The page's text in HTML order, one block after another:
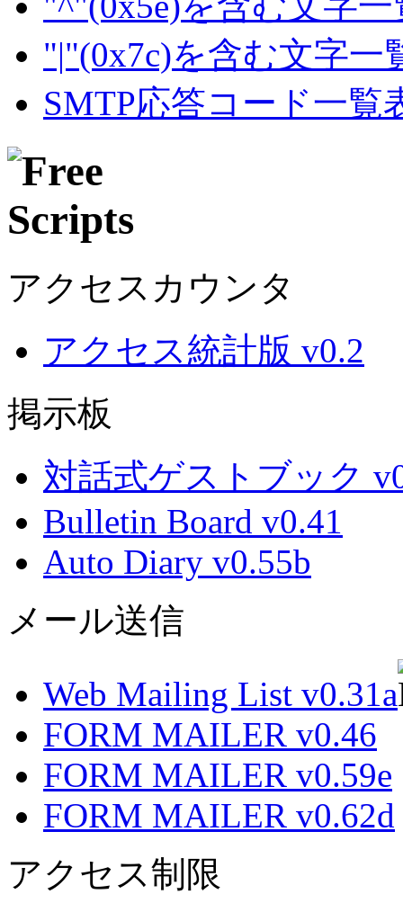
"|"(0x7c)を含む文字一
SMTP応答コード一覧
アクセスカウンタ
アクセス統計版 v0.2
掲示板
対話式ゲストブック
Bulletin Board v0.41
Auto Diary v0.55b
メール送信
Web Mailing List v0.31a
FORM MAILER v0.46
FORM MAILER v0.59e
FORM MAILER v0.62d
アクセス制限